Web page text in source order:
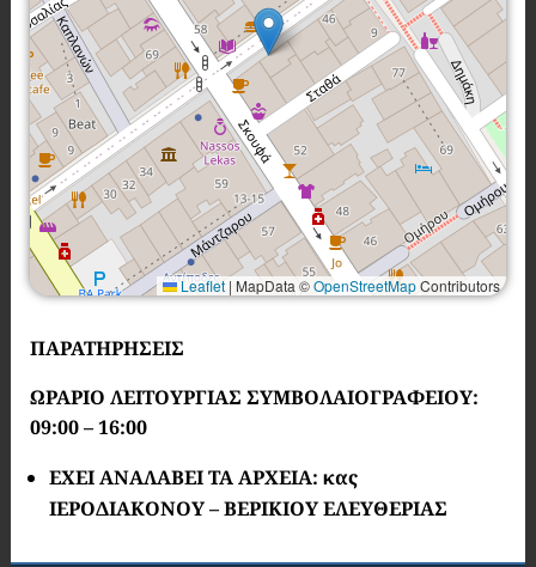
Leaflet | MapData ©OpenStreetMapContributors
ΠΑΡΑΤΗΡΗΣΕΙΣ
ΩΡΑΡΙΟ ΛΕΙΤΟΥΡΓΙΑΣ ΣΥΜΒΟΛΑΙΟΓΡΑΦΕΙΟΥ:
09:00 – 16:00
ΕΧΕΙ ΑΝΑΛΑΒΕΙ ΤΑ ΑΡΧΕΙΑ: κας
ΙΕΡΟΔΙΑΚΟΝΟΥ – ΒΕΡΙΚΙΟΥ ΕΛΕΥΘΕΡΙΑΣ